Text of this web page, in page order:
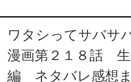
ワタシってサバサ
漫画第２１８話 生
編 ネタバレ感想